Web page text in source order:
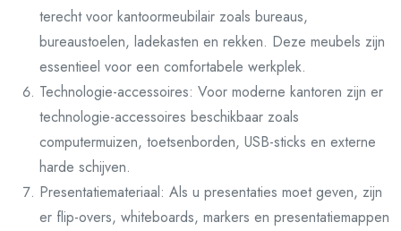
terecht voor kantoormeubilair zoals bureaus,
bureaustoelen, ladekasten en rekken. Deze meubels zijn
essentieel voor een comfortabele werkplek.
Technologie-accessoires: Voor moderne kantoren zijn er
technologie-accessoires beschikbaar zoals
computermuizen, toetsenborden, USB-sticks en externe
harde schijven.
Presentatiemateriaal: Als u presentaties moet geven, zijn
er flip-overs, whiteboards, markers en presentatiemappen